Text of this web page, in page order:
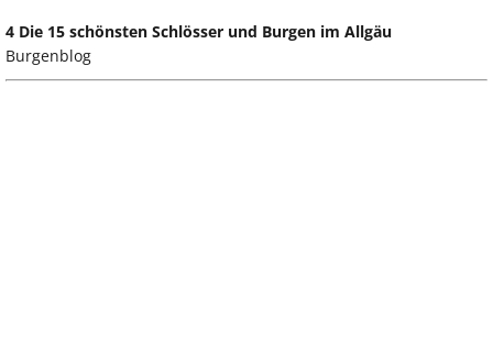
4 Die 15 schönsten Schlösser und Burgen im Allgäu
Burgenblog